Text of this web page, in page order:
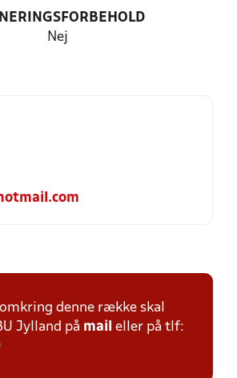
Nej
denne række skal
Jylland på mail eller på tlf: